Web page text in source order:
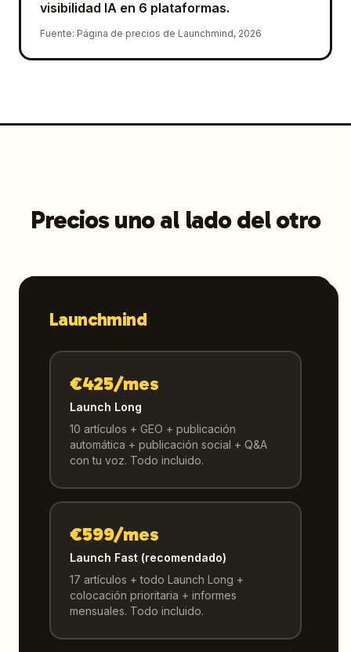
visibilidad IA en 6 plataformas.
Fuente: Página de precios de Launchmind, 2026
Precios uno al lado del otro
Launchmind
€425/mes
Launch Long
10 artículos + GEO + publicación
automática + publicación social + Q&A
con tu voz. Todo incluido.
€599/mes
Launch Fast (recomendado)
17 artículos + todo Launch Long +
colocación prioritaria + informes
mensuales. Todo incluido.